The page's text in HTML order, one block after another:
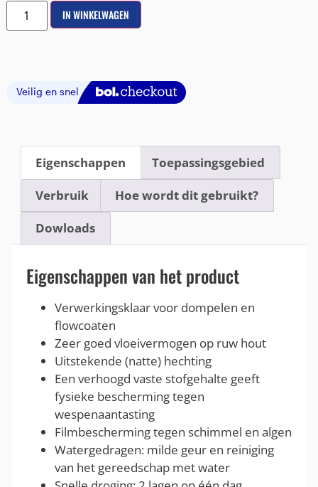
IN WINKELWAGEN
Eigenschappen Toepassingsgebied
Verbruik Hoe wordt dit gebruikt?
Dowloads
Eigenschappen van het product
Verwerkingsklaar voor dompelen en
flowcoaten
Zeer goed vloeivermogen op ruw hout
Uitstekende (natte) hechting
Een verhoogd vaste stofgehalte geeft
fysieke bescherming tegen
wespenaantasting
Filmbescherming tegen schimmel en algen
Watergedragen: milde geur en reiniging
van het gereedschap met water